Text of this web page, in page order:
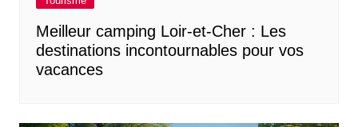
Meilleur camping Loir-et-Cher : Les
destinations incontournables pour vos
vacances